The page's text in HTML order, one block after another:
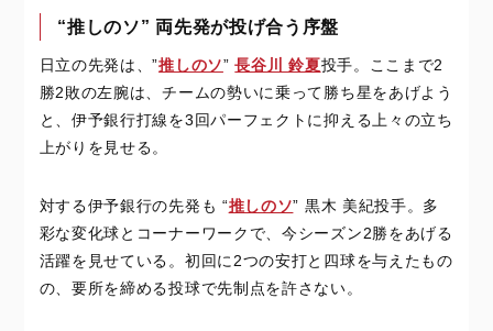
“推しのソ” 両先発が投げ合う序盤
日立の先発は、”推しのソ”長谷川 鈴夏投手。ここまで2
勝2敗の左腕は、チームの勢いに乗って勝ち星をあげよう
と、伊予銀行打線を3回パーフェクトに抑える上々の立ち
上がりを見せる。
対する伊予銀行の先発も “推しのソ” 黒木 美紀投手。多
彩な変化球とコーナーワークで、今シーズン2勝をあげる
活躍を見せている。初回に2つの安打と四球を与えたもの
の、要所を締める投球で先制点を許さない。